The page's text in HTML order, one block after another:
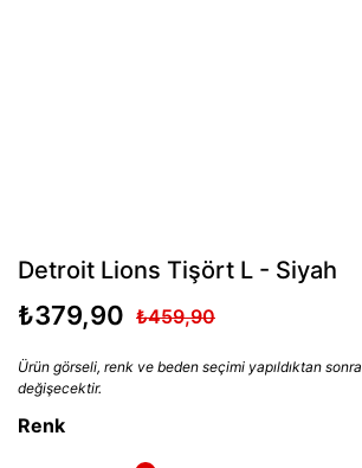
Detroit Lions Tişört L - Siyah
₺379,90 ₺459,90
Ürün görseli, renk ve beden seçimi yapıldıktan sonra
değişecektir.
Renk